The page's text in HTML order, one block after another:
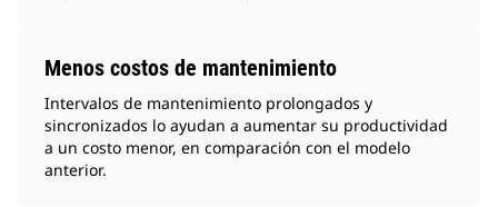
Menos costos de mantenimiento
Intervalos de mantenimiento prolongados y
sincronizados lo ayudan a aumentar su productividad
a un costo menor, en comparación con el modelo
anterior.